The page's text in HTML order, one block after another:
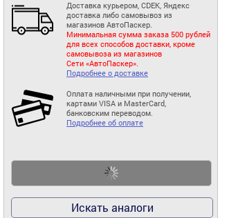
Доставка курьером, CDEK, Яндекс
доставка либо самовывоз из
магазинов АвтоПаскер.
Минимальная сумма заказа 500 рублей
для всех способов доставки, кроме
самовывоза из магазинов
Сети «АвтоПаскер».
Подробнее о доставке
Оплата наличными при получении,
картами VISA и MasterCard,
банковским переводом.
Подробнее об оплате
Искать аналоги